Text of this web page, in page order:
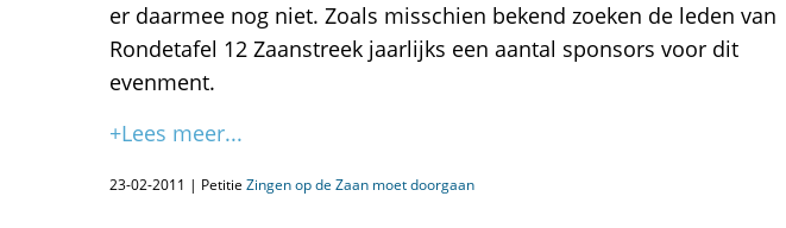
er daarmee nog niet. Zoals misschien bekend zoeken de leden van
Rondetafel 12 Zaanstreek jaarlijks een aantal sponsors voor dit
evenment.
+Lees meer...
23-02-2011 | Petitie Zingen op de Zaan moet doorgaan